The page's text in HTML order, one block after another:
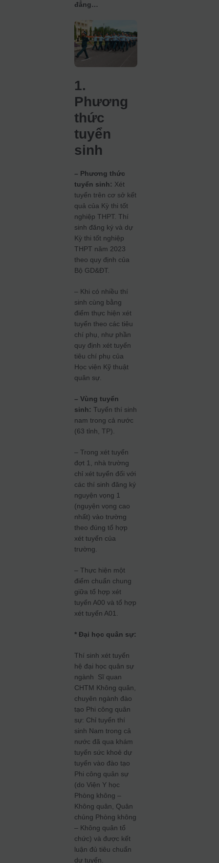
đẳng…
1.
Phương
thức
tuyển
sinh
– Phương thức
tuyển sinh: Xét
tuyển trên cơ sở kết
quả của Kỳ thi tốt
nghiệp THPT. Thí
sinh đăng ký và dự
Kỳ thi tốt nghiệp
THPT năm 2023
theo quy định của
Bộ GD&ĐT.
– Khi có nhiều thí
sinh cùng bằng
điểm thực hiện xét
tuyển theo các tiêu
chí phụ, như phần
quy định xét tuyển
tiêu chí phụ của
Học viện Kỹ thuật
quân sự.
– Vùng tuyển
sinh: Tuyển thí sinh
nam trong cả nước
(63 tỉnh, TP).
– Trong xét tuyển
đợt 1, nhà trường
chỉ xét tuyển đối với
các thí sinh đăng ký
nguyện vọng 1
(nguyện vọng cao
nhất) vào trường
theo đúng tổ hợp
xét tuyển của
trường.
– Thực hiện một
điểm chuẩn chung
giữa tổ hợp xét
tuyển A00 và tổ hợp
xét tuyển A01.
* Đại học quân sự:
Thí sinh xét tuyển
hệ đại học quân sự
ngành Sĩ quan
CHTM Không quân,
chuyên ngành đào
tạo Phi công quân
sự: Chỉ tuyển thí
sinh Nam trong cả
nước đã qua khám
tuyển sức khoẻ dự
tuyển vào đào tạo
Phi công quân sự
(do Viện Y học
Phòng không –
Không quân, Quân
chủng Phòng không
– Không quân tổ
chức) và được kết
luận đủ tiêu chuẩn
dự tuyển.